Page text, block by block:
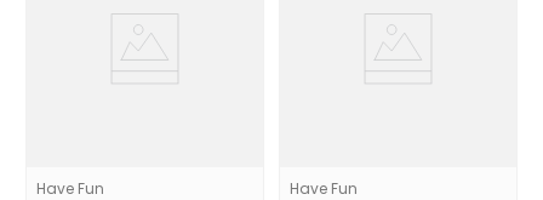
Have Fun Have Fun